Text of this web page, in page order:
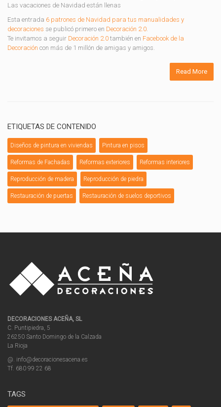
Las vacaciones de Navidad están llenas
Esta entrada 6 patrones de Navidad para tus manualidades y
decoraciones se publicó primero en Decoración 2.0.
Te invitamos a seguir Decoración 2.0 también en Facebook de la
Decoración con más de 1 millón de amigas y amigos.
Read More
ETIQUETAS DE CONTENIDO
Diseños de pintura en viviendas Pintura en pisos
Reformas de Fachadas Reformas exteriores Reformas interiores
Reproducción de madera Reproducción de piedra
Restauración de puertas Restauración de suelos deportivos
DECORACIONES ACEÑA, SL
C. Puntipiedra, 5
26250 Santo Domingo de la Calzada
La Rioja
@. info@decoracionesacena.es
Tf. 680 99 22 68
TAGS